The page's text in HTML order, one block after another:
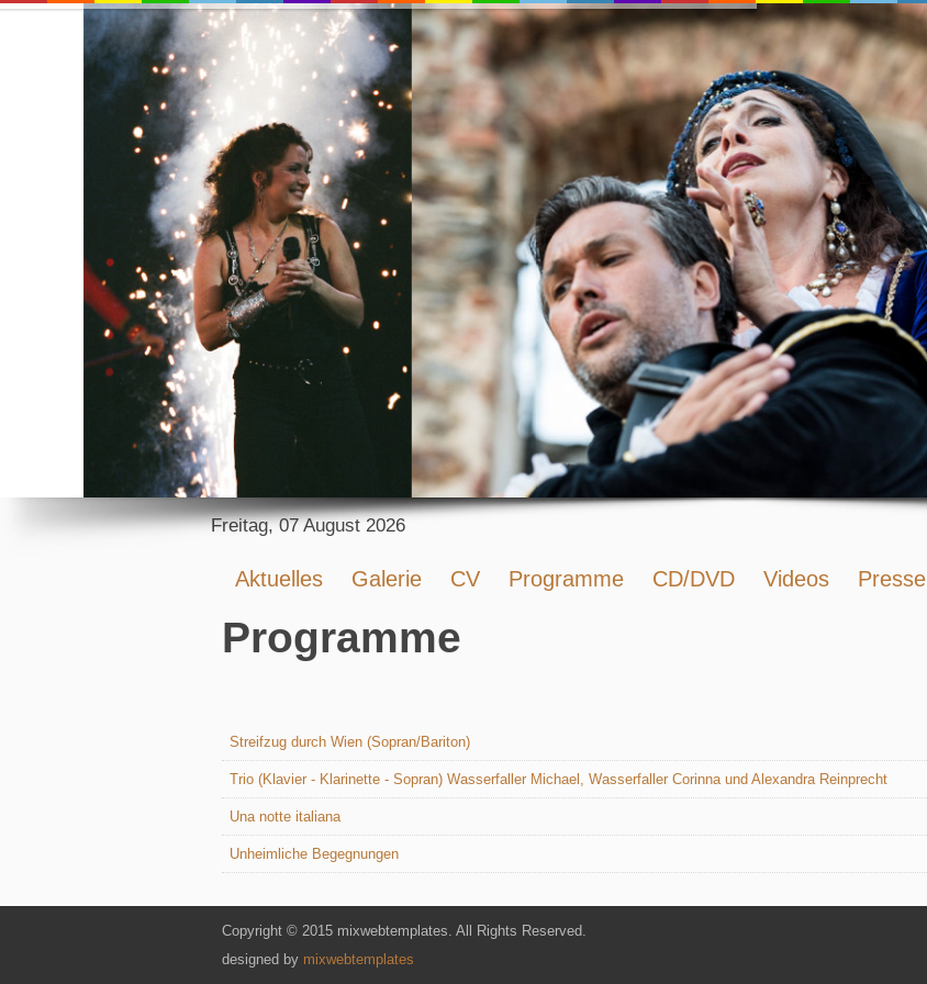
Freitag, 07 August 2026
Aktuelles Galerie CV Programme CD/DVD Videos Presse
Programme
Streifzug durch Wien (Sopran/Bariton)
Trio (Klavier - Klarinette - Sopran) Wasserfaller Michael, Wasserfaller Corinna und Alexandra Reinprecht
Una notte italiana
Unheimliche Begegnungen
Copyright © 2015 mixwebtemplates. All Rights Reserved.
designed by mixwebtemplates